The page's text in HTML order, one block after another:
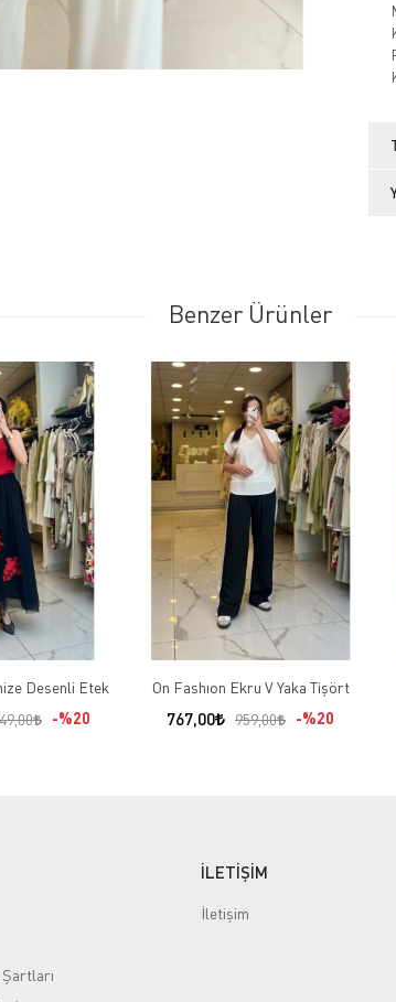
Benzer Ürünler
Desenli Etek
%20
On Fashıon Ekru V Yaka Tişört
767,00 959,00 %20
İLETİŞİM
İletişim